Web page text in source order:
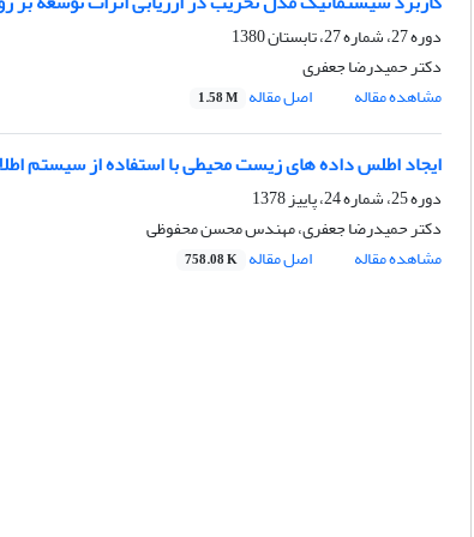
دوره 27، شماره 27، تابستان 1380
دکتر حمیدرضا جعفری
مشاهده مقاله
اصل مقاله 1.58 M
ایجاد اطلس داده های زیست محیطی با استفاده از سیستم
دوره 25، شماره 24، پاییز 1378
دکتر حمیدرضا جعفری، مهندس محسن محفوظی
مشاهده مقاله
اصل مقاله 758.08 K